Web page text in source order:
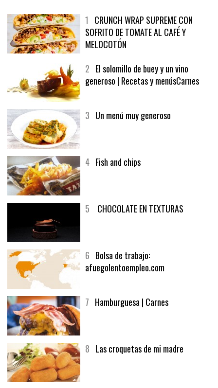
1 CRUNCH WRAP SUPREME CON
SOFRITO DE TOMATE AL CAFÉ Y
MELOCOTÓN
2 El solomillo de buey y un vino
generoso | Recetas y menúsCarnes
3 Un menú muy generoso
4 Fish and chips
5 CHOCOLATE EN TEXTURAS
6 Bolsa de trabajo:
afuegolentoempleo.com
7 Hamburguesa | Carnes
8 Las croquetas de mi madre